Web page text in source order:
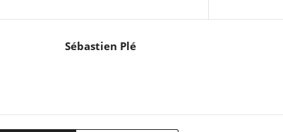
Sébastien Plé